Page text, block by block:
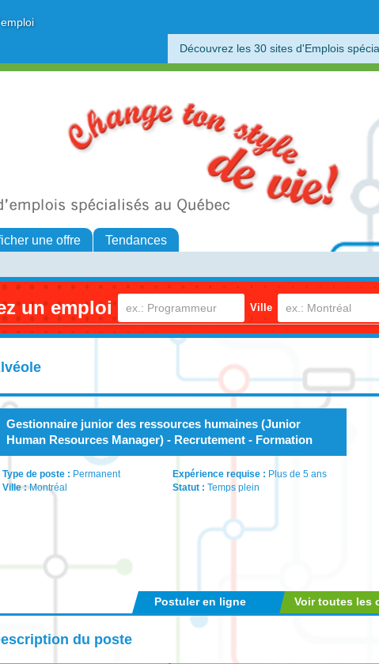
Découvrez les 30 sites d'Emplois
une offre Tendances
un emploi Ville
Gestionnaire junior des ressources humaines (Junior
Human Resources Manager) - Recrutement - Formation
Type de poste : Permanent
Ville :Montréal
Expérience requise : Plus de 5 ans
Statut : Temps plein
Voir toutes les
Postuler en ligne
du poste